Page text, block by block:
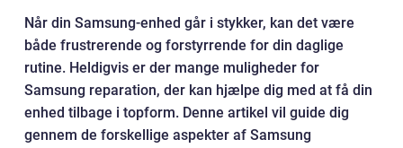
Når din Samsung-enhed går i stykker, kan det være
både frustrerende og forstyrrende for din daglige
rutine. Heldigvis er der mange muligheder for
Samsung reparation, der kan hjælpe dig med at få din
enhed tilbage i topform. Denne artikel vil guide dig
gennem de forskellige aspekter af Samsung